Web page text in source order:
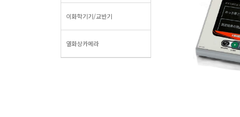
이화학기기/교반기
열화상카메라